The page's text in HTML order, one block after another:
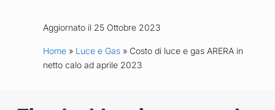
Aggiornato il 25 Ottobre 2023
Home» Luce e Gas» Costo di luce e gas ARERA in
netto calo ad aprile 2023